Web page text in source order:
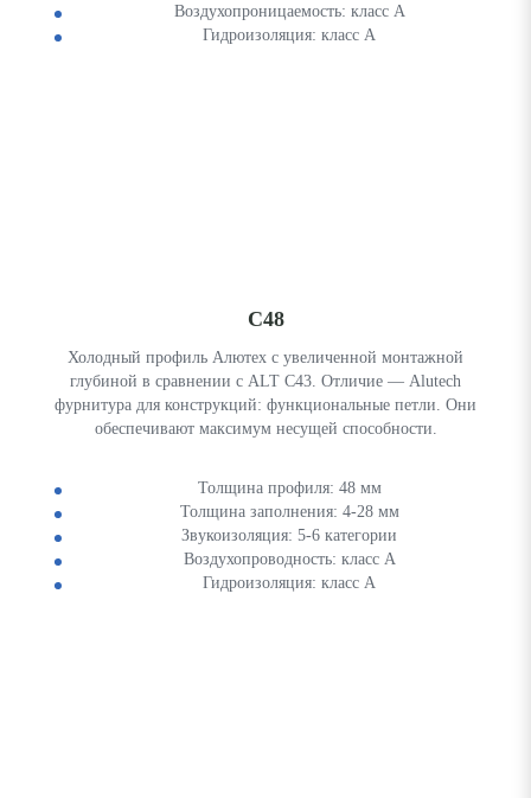
Воздухопроницаемость: класс А
Гидроизоляция: класс А
C48
Холодный профиль Алютех с увеличенной монтажной
глубиной в сравнении с ALT С43. Отличие — Alutech
фурнитура для конструкций: функциональные петли. Они
обеспечивают максимум несущей способности.
Толщина профиля: 48 мм
Толщина заполнения: 4-28 мм
Звукоизоляция: 5-6 категории
Воздухопроводность: класс А
Гидроизоляция: класс А